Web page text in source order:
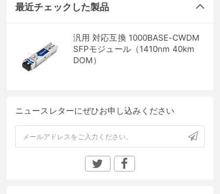
最近チェックした製品
汎用 対応互換 1000BASE-CWDM
SFPモジュール（1410nm 40km
DOM）
ニュースレターにぜひお申し込みください